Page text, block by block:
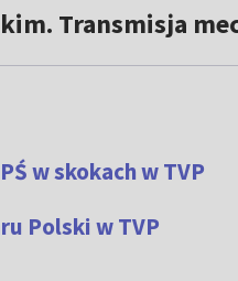
Transmisja
w skokach w TVP
Polski w TVP